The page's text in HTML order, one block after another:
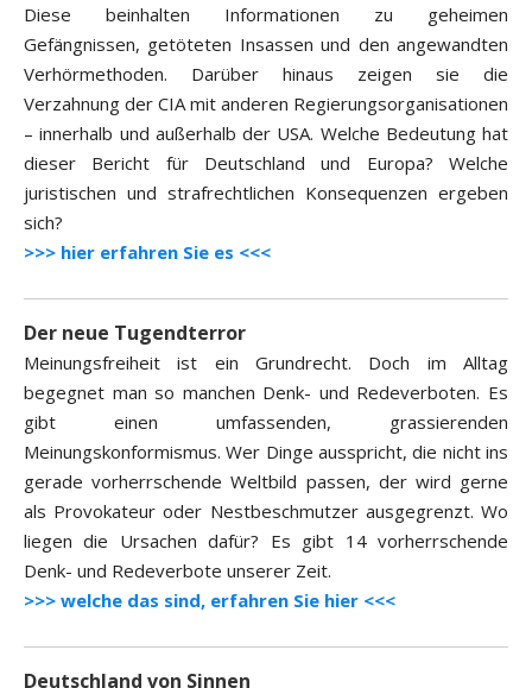
Diese beinhalten Informationen zu geheimen
Gefängnissen, getöteten Insassen und den angewandten
Verhörmethoden. Darüber hinaus zeigen sie die
Verzahnung der CIA mit anderen Regierungsorganisationen
– innerhalb und außerhalb der USA. Welche Bedeutung hat
dieser Bericht für Deutschland und Europa? Welche
juristischen und strafrechtlichen Konsequenzen ergeben
sich?
>>> hier erfahren Sie es <<<
Der neue Tugendterror
Meinungsfreiheit ist ein Grundrecht. Doch im Alltag
begegnet man so manchen Denk- und Redeverboten. Es
gibt einen umfassenden, grassierenden
Meinungskonformismus. Wer Dinge ausspricht, die nicht ins
gerade vorherrschende Weltbild passen, der wird gerne
als Provokateur oder Nestbeschmutzer ausgegrenzt. Wo
liegen die Ursachen dafür? Es gibt 14 vorherrschende
Denk- und Redeverbote unserer Zeit.
>>> welche das sind, erfahren Sie hier <<<
Deutschland von Sinnen